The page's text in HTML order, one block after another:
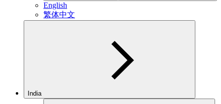
English
繁体中文
India